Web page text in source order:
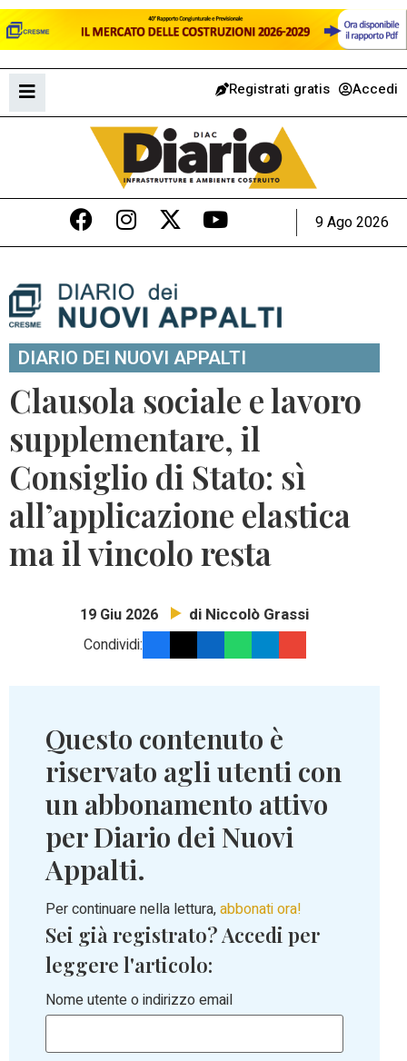
Registrati gratis Accedi
9 Ago 2026
DIARIO DEI NUOVI APPALTI
Clausola sociale e lavoro
supplementare, il
Consiglio di Stato: sì
all’applicazione elastica
ma il vincolo resta
19 Giu 2026 di Niccolò Grassi
Condividi:
Questo contenuto è
riservato agli utenti con
un abbonamento attivo
per Diario dei Nuovi
Appalti.
Per continuare nella lettura,abbonati ora!
Sei già registrato? Accedi per
leggere l'articolo:
Nome utente o indirizzo email